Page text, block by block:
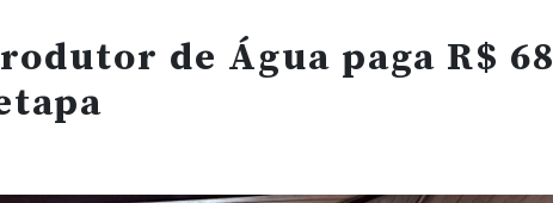
de Água paga R$ 68